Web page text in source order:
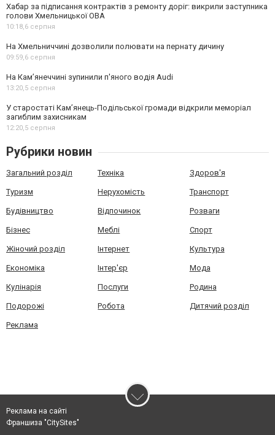
Хабар за підписання контрактів з ремонту доріг: викрили заступника
голови Хмельницької ОВА
10:18,6 серпня
На Хмельниччині дозволили полювати на пернату дичину
09:59,6 серпня
На Камʼянеччині зупинили п'яного водія Audi
13:20,5 серпня
У старостаті Кам’янець-Подільської громади відкрили меморіал
загиблим захисникам
12:20,5 серпня
Рубрики новин
Загальний розділ Техніка Здоров'я
Туризм Нерухомість Транспорт
Будівництво Відпочинок Розваги
Бізнес Меблі Спорт
Жіночий розділ Інтернет Культура
Економіка Інтер'єр Мода
Кулінарія Послуги Родина
Подорожі Робота Дитячий розділ
Реклама
Реклама на сайті
Франшиза "CitySites"